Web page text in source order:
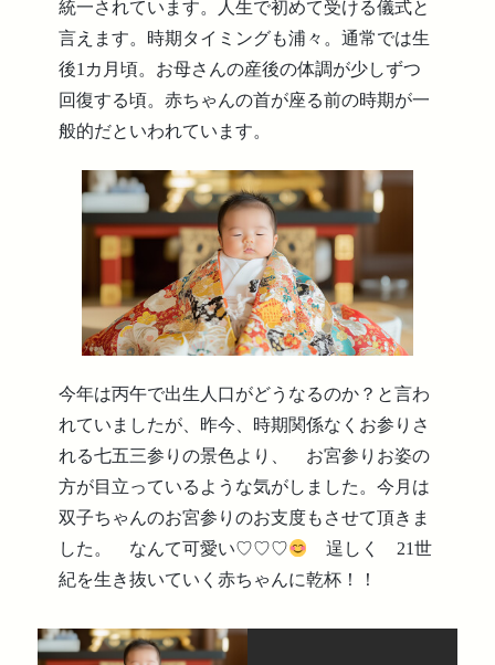
統一されています。人生で初めて受ける儀式と
言えます。時期タイミングも浦々。通常では生
後1カ月頃。お母さんの産後の体調が少しずつ
回復する頃。赤ちゃんの首が座る前の時期が一
般的だといわれています。
今年は丙午で出生人口がどうなるのか？と言わ
れていましたが、昨今、時期関係なくお参りさ
れる七五三参りの景色より、 お宮参りお姿の
方が目立っているような気がしました。今月は
双子ちゃんのお宮参りのお支度もさせて頂きま
した。 なんて可愛い♡♡♡
逞しく 21世
紀を生き抜いていく赤ちゃんに乾杯！！